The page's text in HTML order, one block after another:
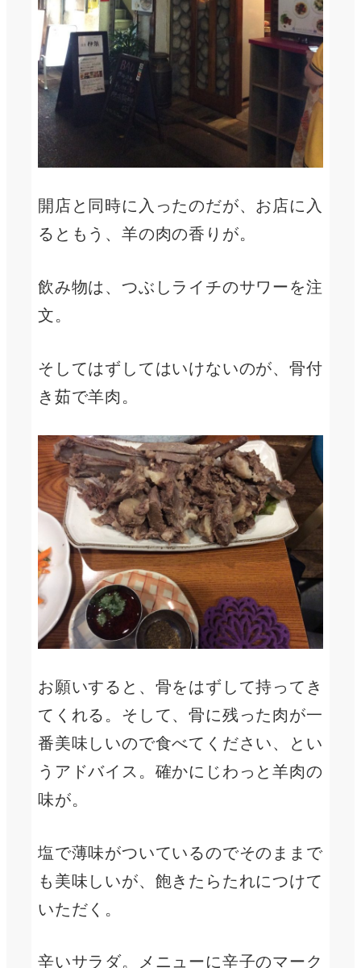
開店と同時に入ったのだが、お店に入
るともう、羊の肉の香りが。
飲み物は、つぶしライチのサワーを注
文。
そしてはずしてはいけないのが、骨付
き茹で羊肉。
お願いすると、骨をはずして持ってき
てくれる。そして、骨に残った肉が一
番美味しいので食べてください、とい
うアドバイス。確かにじわっと羊肉の
味が。
塩で薄味がついているのでそのままで
も美味しいが、飽きたらたれにつけて
いただく。
辛いサラダ。メニューに辛子のマーク